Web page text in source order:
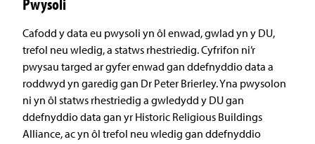
Pwysoli
Cafodd y data eu pwysoli yn ôl enwad, gwlad yn y DU,
trefol neu wledig, a statws rhestriedig. Cyfrifon ni’r
pwysau targed ar gyfer enwad gan ddefnyddio data a
roddwyd yn garedig gan Dr Peter Brierley. Yna pwysolon
ni yn ôl statws rhestriedig a gwledydd y DU gan
ddefnyddio data gan yr Historic Religious Buildings
Alliance, ac yn ôl trefol neu wledig gan ddefnyddio